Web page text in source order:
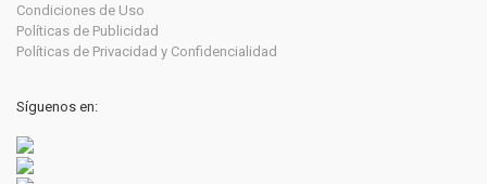
Condiciones de Uso
Políticas de Publicidad
Políticas de Privacidad y Confidencialidad
Síguenos en: